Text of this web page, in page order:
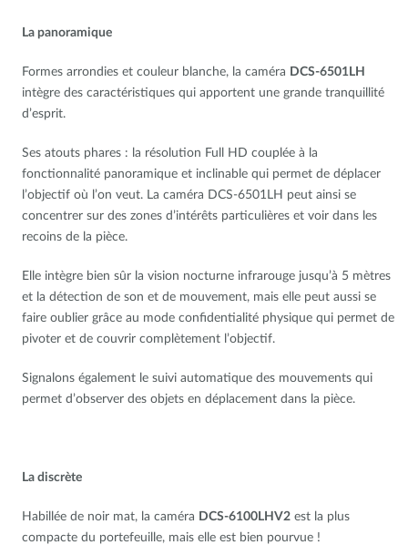
La panoramique
Formes arrondies et couleur blanche, la caméra DCS-6501LH
intègre des caractéristiques qui apportent une grande tranquillité
d’esprit.
Ses atouts phares : la résolution Full HD couplée à la
fonctionnalité panoramique et inclinable qui permet de déplacer
l’objectif où l’on veut. La caméra DCS-6501LH peut ainsi se
concentrer sur des zones d’intérêts particulières et voir dans les
recoins de la pièce.
Elle intègre bien sûr la vision nocturne infrarouge jusqu’à 5 mètres
et la détection de son et de mouvement, mais elle peut aussi se
faire oublier grâce au mode confidentialité physique qui permet de
pivoter et de couvrir complètement l’objectif.
Signalons également le suivi automatique des mouvements qui
permet d’observer des objets en déplacement dans la pièce.
La discrète
Habillée de noir mat, la caméra DCS-6100LHV2 est la plus
compacte du portefeuille, mais elle est bien pourvue !